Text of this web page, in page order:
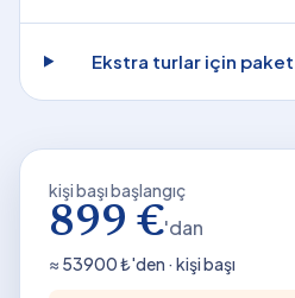
Ekstra turlar için paket
kişi başı başlangıç
899 €'dan
≈ 53900₺'den · kişi başı